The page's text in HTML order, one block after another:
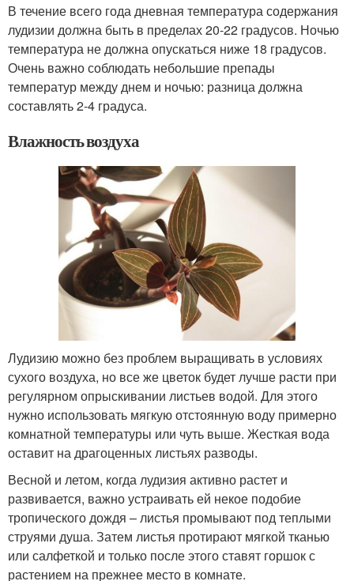
В течение всего года дневная температура содержания
лудизии должна быть в пределах 20-22 градусов. Ночью
температура не должна опускаться ниже 18 градусов.
Очень важно соблюдать небольшие препады
температур между днем и ночью: разница должна
составлять 2-4 градуса.
Влажность воздуха
Лудизию можно без проблем выращивать в условиях
сухого воздуха, но все же цветок будет лучше расти при
регулярном опрыскивании листьев водой. Для этого
нужно использовать мягкую отстоянную воду примерно
комнатной температуры или чуть выше. Жесткая вода
оставит на драгоценных листьях разводы.
Весной и летом, когда лудизия активно растет и
развивается, важно устраивать ей некое подобие
тропического дождя – листья промывают под теплыми
струями душа. Затем листья протирают мягкой тканью
или салфеткой и только после этого ставят горшок с
растением на прежнее место в комнате.